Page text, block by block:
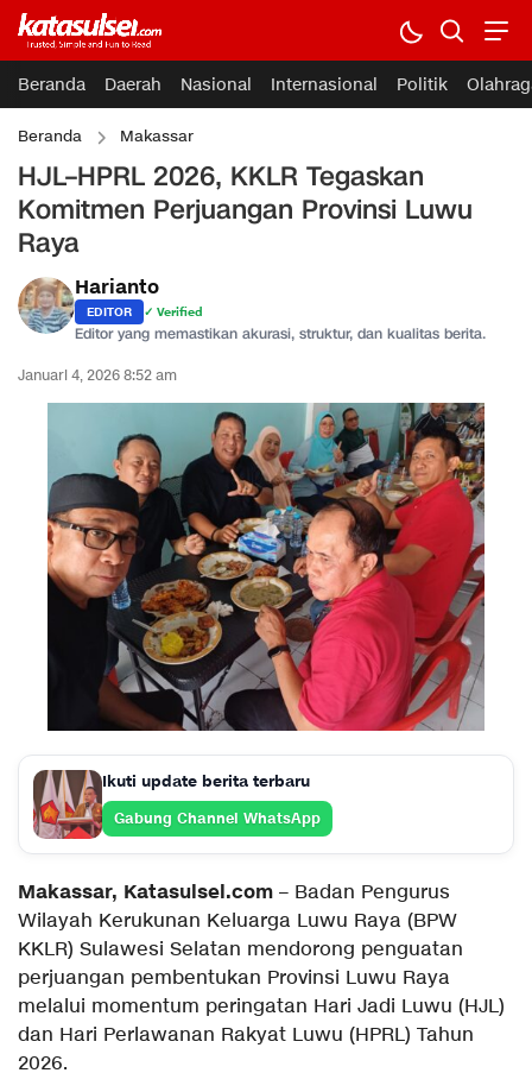
Beranda Daerah Nasional Internasional Politik
Beranda Makassar
HJL–HPRL 2026, KKLR Tegaskan
Komitmen Perjuangan Provinsi Luwu
Raya
Harianto
EDITOR ✓ Verified
Editor yang memastikan akurasi, struktur, dan kualitas berita.
Januari 4, 2026 8:52 am
Ikuti update berita terbaru
Gabung Channel WhatsApp
Makassar, Katasulsel.com – Badan Pengurus
Wilayah Kerukunan Keluarga Luwu Raya (BPW
KKLR) Sulawesi Selatan mendorong penguatan
perjuangan pembentukan Provinsi Luwu Raya
melalui momentum peringatan Hari Jadi Luwu (HJL)
dan Hari Perlawanan Rakyat Luwu (HPRL) Tahun
2026.